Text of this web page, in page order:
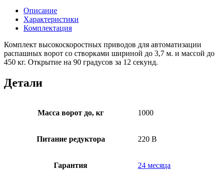
Описание
Характеристики
Комплектация
Комплект высокоскоростных приводов для автоматизации
распашных ворот со створками шириной до 3,7 м. и массой до
450 кг. Открытие на 90 градусов за 12 секунд.
Детали
Масса ворот до, кг 1000
Питание редуктора 220 В
Гарантия 24 месяца